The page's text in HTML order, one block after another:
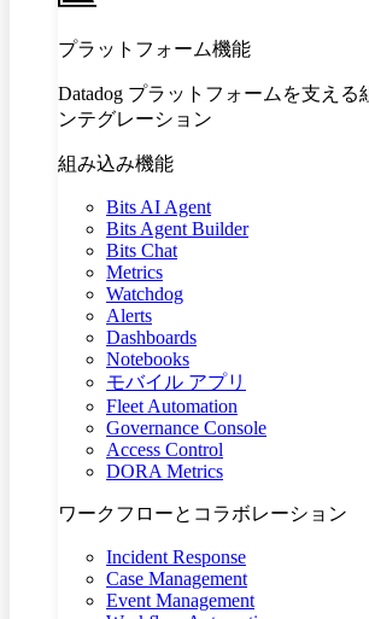
プラットフォーム機能
Datadog プラットフォームを支える
ンテグレーション
組み込み機能
Bits AI Agent
Bits Agent Builder
Bits Chat
Metrics
Watchdog
Alerts
Dashboards
Notebooks
モバイル アプリ
Fleet Automation
Governance Console
Access Control
DORA Metrics
ワークフローとコラボレーション
Incident Response
Case Management
Event Management